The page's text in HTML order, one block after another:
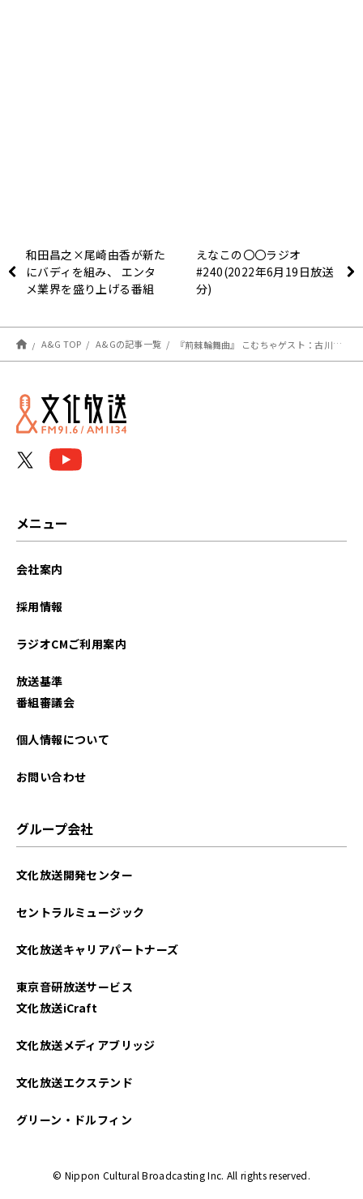
和田昌之×尾崎由香が新た
にバディを組み、 エンタ
メ業界を盛り上げる番組
えなこの〇〇ラジオ
#240(2022年6月19日放送
分)
A&G TOP A&Gの記事一覧 『荊棘輪舞曲』 こむちゃゲスト：古川慎さん（2022.6/18 OA #1023）
メニュー
会社案内
採用情報
ラジオCMご利用案内
放送基準
番組審議会
個人情報について
お問い合わせ
グループ会社
文化放送開発センター
セントラルミュージック
文化放送キャリアパートナーズ
東京音研放送サービス
文化放送iCraft
文化放送メディアブリッジ
文化放送エクステンド
グリーン・ドルフィン
© Nippon Cultural Broadcasting Inc. All rights reserved.